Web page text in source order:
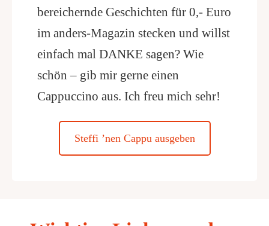
bereichernde Geschichten für 0,- Euro
im anders-Magazin stecken und willst
einfach mal DANKE sagen? Wie
schön – gib mir gerne einen
Cappuccino aus. Ich freu mich sehr!
Steffi ’nen Cappu ausgeben